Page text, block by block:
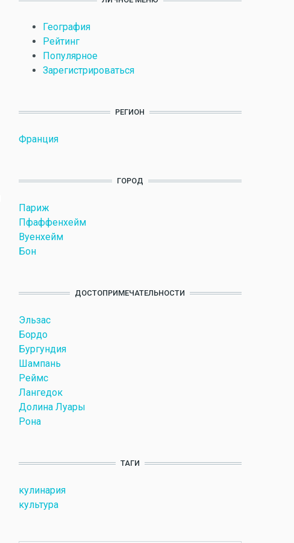
География
Рейтинг
Популярное
Зарегистрироваться
РЕГИОН
Франция
ГОРОД
Париж
Пфаффенхейм
Вуенхейм
Бон
ДОСТОПРИМЕЧАТЕЛЬНОСТИ
Эльзас
Бордо
Бургундия
Шампань
Реймс
Лангедок
Долина Луары
Рона
ТАГИ
кулинария
культура